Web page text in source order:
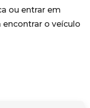
ou entrar em
o veículo